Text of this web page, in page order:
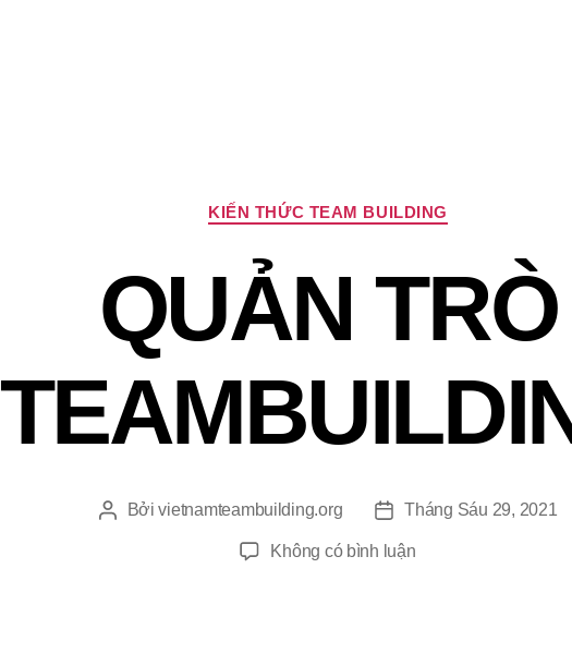
Chuyên
mục
KIẾN THỨC TEAM BUILDING
QUẢN TRÒ
TácBởivietnamteambuilding.org
NgàyTháng Sáu 29, 2021
Không có bình luậnở